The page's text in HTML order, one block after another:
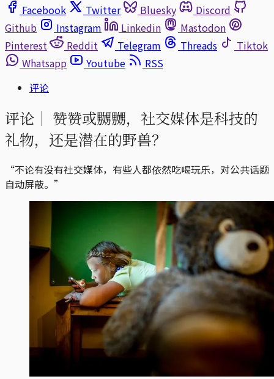
Facebook
Twitter Bluesky
Discord
Github
Instagram Linkedin
Mastodon
Pinterest
Reddit Telegram Threads
Tiktok
Whatsapp
Youtube
RSS
评论
评论｜ 赞赞或嬲嬲，社交媒体是科技的
礼物，还是潜在的野兽？
“不论有没有社交媒体，有些人都依然吃喝玩乐，对公共话题
自动屏蔽。”